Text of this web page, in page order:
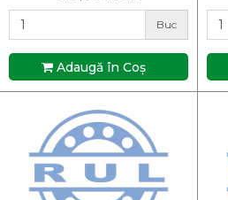
Buc
Adaugă în Coş